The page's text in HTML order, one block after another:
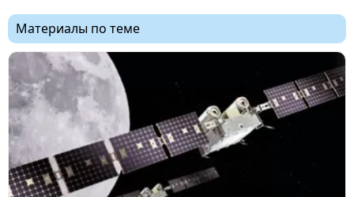
Материалы по теме